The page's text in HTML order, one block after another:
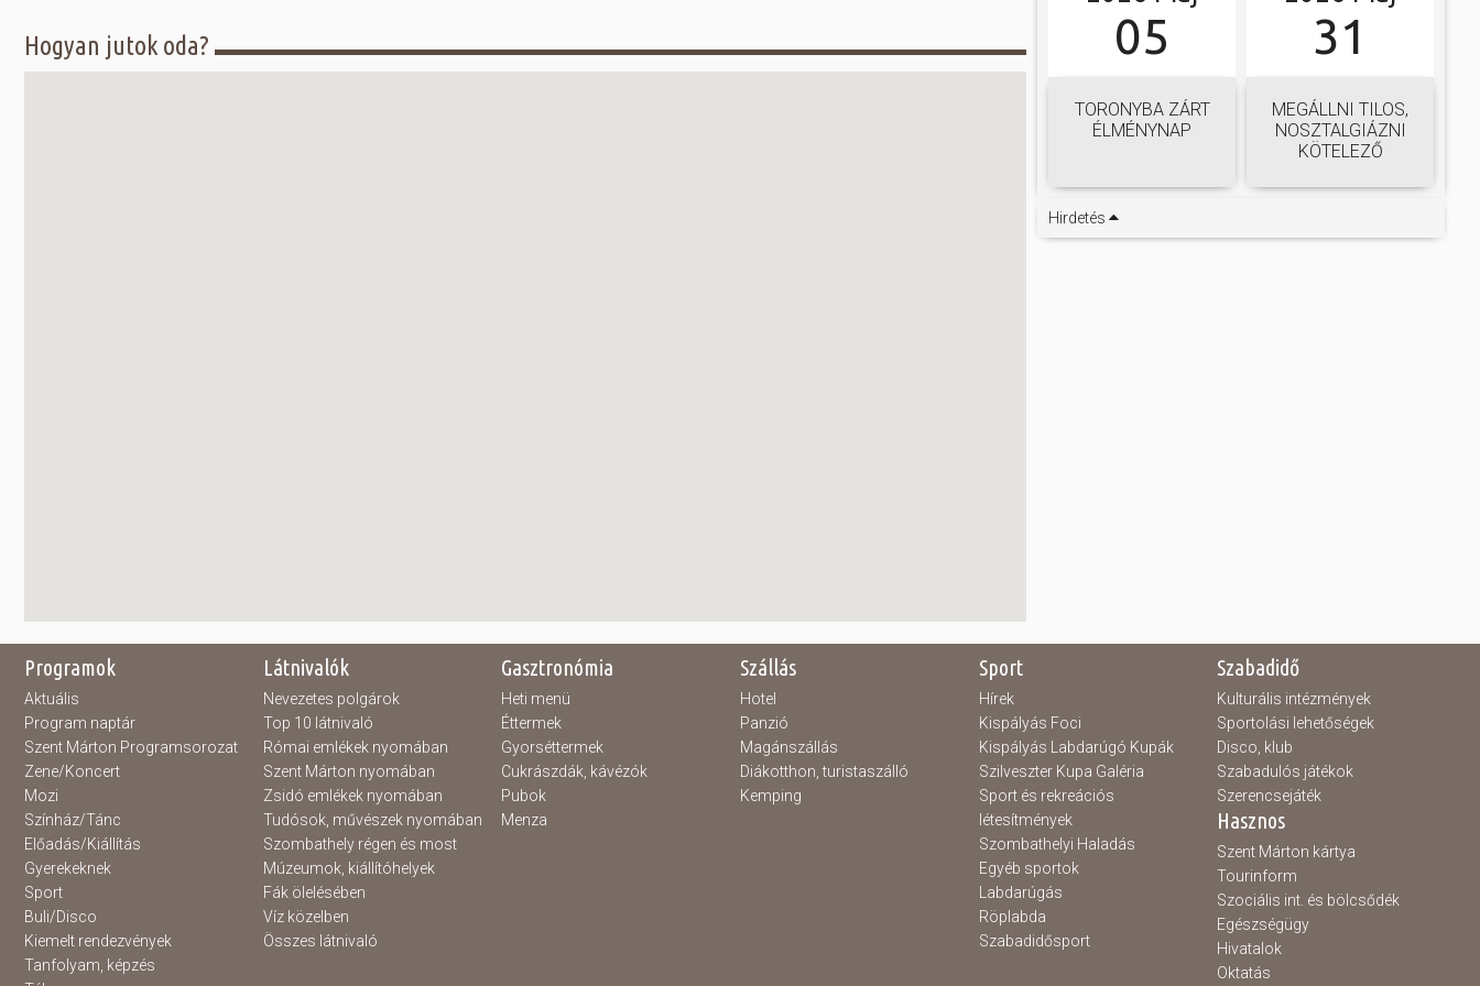
05
TORONYBA ZÁRT
ÉLMÉNYNAP
31
MEGÁLLNI TILOS,
NOSZTALGIÁZNI
KÖTELEZŐ
Hirdetés
Hogyan jutok oda?
Programok
Aktuális
Program naptár
Szent Márton Programsorozat
Zene/Koncert
Mozi
Színház/Tánc
Előadás/Kiállítás
Gyerekeknek
Sport
Buli/Disco
Kiemelt rendezvények
Tanfolyam, képzés
Látnivalók
Nevezetes polgárok
Top 10 látnivaló
Római emlékek nyomában
Szent Márton nyomában
Zsidó emlékek nyomában
Tudósok, művészek nyomában
Szombathely régen és most
Múzeumok, kiállítóhelyek
Fák ölelésében
Víz közelben
Összes látnivaló
Gasztronómia
Heti menü
Éttermek
Gyorséttermek
Cukrászdák, kávézók
Pubok
Menza
Szállás
Hotel
Panzió
Magánszállás
Diákotthon, turistaszálló
Kemping
Sport
Hírek
Kispályás Foci
Kispályás Labdarúgó Kupák
Szilveszter Kupa Galéria
Sport és rekreációs
létesítmények
Szombathelyi Haladás
Egyéb sportok
Labdarúgás
Röplabda
Szabadidősport
Szabadidő
Kulturális intézmények
Sportolási lehetőségek
Disco, klub
Szabadulós játékok
Szerencsejáték
Hasznos
Szent Márton kártya
Tourinform
Szociális int. és bölcsődék
Egészségügy
Hivatalok
Oktatás